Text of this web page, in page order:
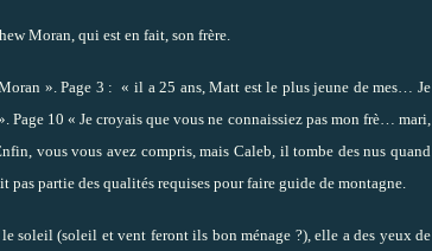
Moran, qui est en fait, son frère.
». Page 3 : « il a 25 ans, Matt est le plus jeune de mes… Je
10 « Je croyais que vous ne connaissiez pas mon frè… mari,
vous vous avez compris, mais Caleb, il tombe des nus quand
partie des qualités requises pour faire guide de montagne.
soleil (soleil et vent feront ils bon ménage ?), elle a des yeux de